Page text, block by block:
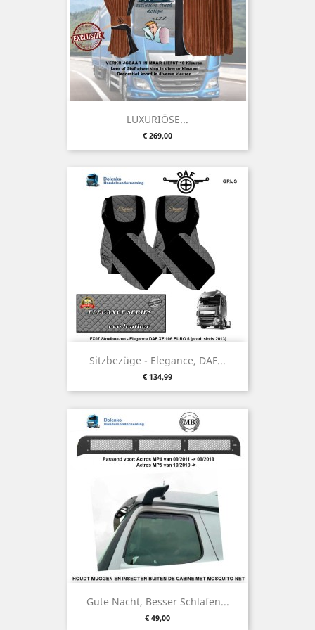
LUXURIÖSE...
Preis
€ 269,00
Sitzbezüge - Elegance, DAF...
Preis
€ 134,99
Gute Nacht, Besser Schlafen...
Preis
€ 49,00